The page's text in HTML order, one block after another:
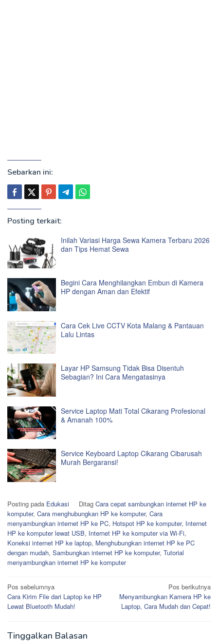
Sebarkan ini:
Posting terkait:
Inilah Variasi Harga Sewa Kamera Terbaru 2026
dan Tips Hemat Sewa
Begini Cara Menghilangkan Embun di Kamera
HP dengan Aman dan Efektif
Cara Cek Live CCTV Kota Malang & Pantauan
Lalu Lintas
Layar HP Samsung Tidak Bisa Disentuh
Sebagian? Ini Cara Mengatasinya
Service Laptop Mati Total Cikarang Profesional
& Amanah 100%
Service Keyboard Laptop Cikarang Cibarusah
Murah Bergaransi!
Posting pada Edukasi Ditag Cara cepat sambungkan internet HP ke
komputer, Cara menghubungkan HP ke komputer, Cara
menyambungkan internet HP ke PC, Hotspot HP ke komputer, Internet
HP ke komputer lewat USB, Internet HP ke komputer via Wi-Fi,
Koneksi internet HP ke laptop, Menghubungkan internet HP ke PC
dengan mudah, Sambungkan internet HP ke komputer, Tutorial
menyambungkan internet HP ke komputer
Navigasi
pos
Pos sebelumnya
Cara Kirim File dari Laptop ke HP
Lewat Bluetooth Mudah!
Pos berikutnya
Menyambungkan Kamera HP ke
Laptop, Cara Mudah dan Cepat!
Tinggalkan Balasan